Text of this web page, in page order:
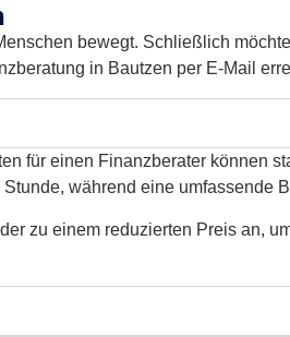
bewegt. Schließlich
in Bautzen per E-Mail
für einen Finanzberater können
während eine umfassende
zu einem reduzierten Preis an,